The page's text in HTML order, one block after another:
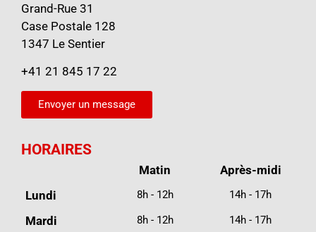
Grand-Rue 31
Case Postale 128
1347 Le Sentier
+41 21 845 17 22
Envoyer un message
HORAIRES
Matin
Après-midi
Lundi
8h - 12h 14h - 17h
Mardi 8h - 12h 14h - 17h